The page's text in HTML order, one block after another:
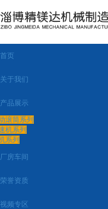
首页
关于我们
产品展示
滚筒系列
机系列
系列
厂房车间
荣誉资质
视频专区